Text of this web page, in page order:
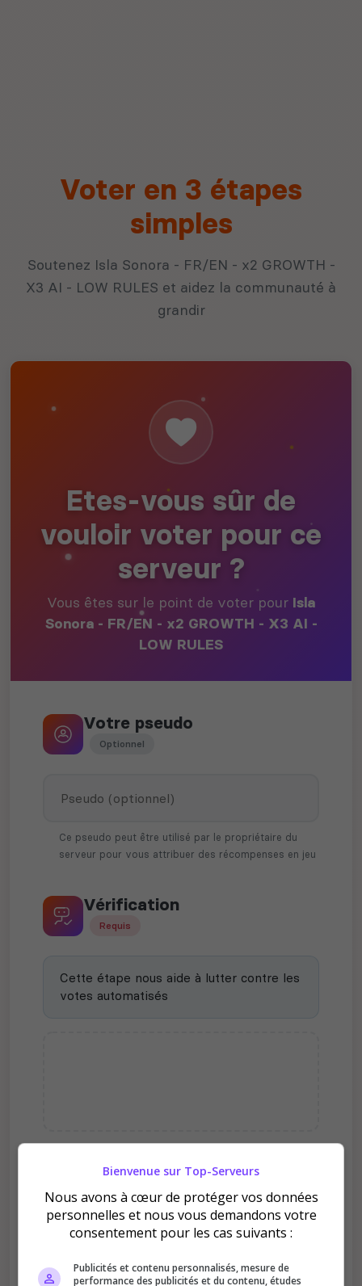
Voter en 3 étapes
simples
Soutenez Isla Sonora - FR/EN - x2 GROWTH -
X3 AI - LOW RULES et aidez la communauté à
grandir
Etes-vous sûr de
vouloir voter pour ce
serveur ?
Vous êtes sur le point de voter pour Isla
Sonora - FR/EN - x2 GROWTH - X3 AI -
LOW RULES
Votre pseudo
Optionnel
Ce pseudo peut être utilisé par le propriétaire du
serveur pour vous attribuer des récompenses en jeu
Vérification
Requis
Cette étape nous aide à lutter contre les
votes automatisés
Pourquoi voter pour Isla
Sonora - FR/EN - x2
GROWTH - X3 AI - LOW
RULES ?
Bienvenue sur Top-Serveurs
Nous avons à cœur de protéger vos données
personnelles et nous vous demandons votre
consentement pour les cas suivants :
Publicités et contenu personnalisés, mesure de
performance des publicités et du contenu, études